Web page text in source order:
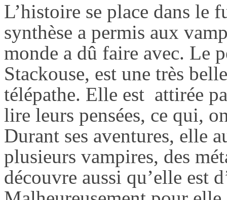
L’histoire se place dans le
synthèse a permis aux
monde a dû faire avec. Le
Stackouse, est une très
télépathe. Elle est attirée
lire leurs pensées, ce qui,
Durant ses aventures, elle
plusieurs vampires, des
découvre aussi qu’elle est